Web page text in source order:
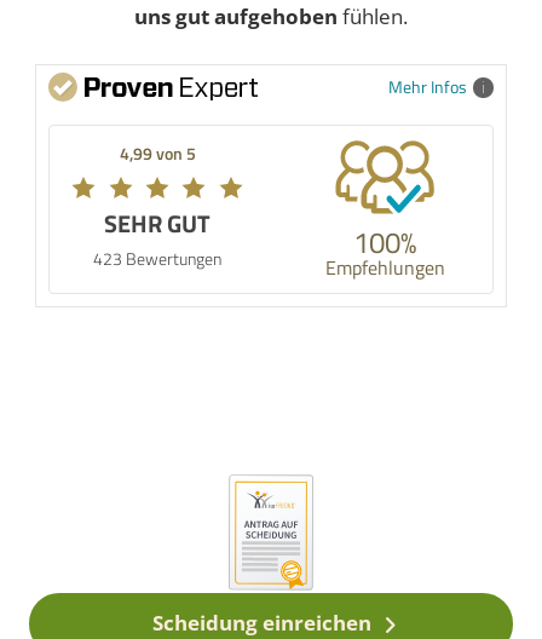
uns gut aufgehoben fühlen.
Mehr Infos
4,99 von 5
SEHR GUT
423 Bewertungen 100%
Empfehlungen
Scheidung einreichen